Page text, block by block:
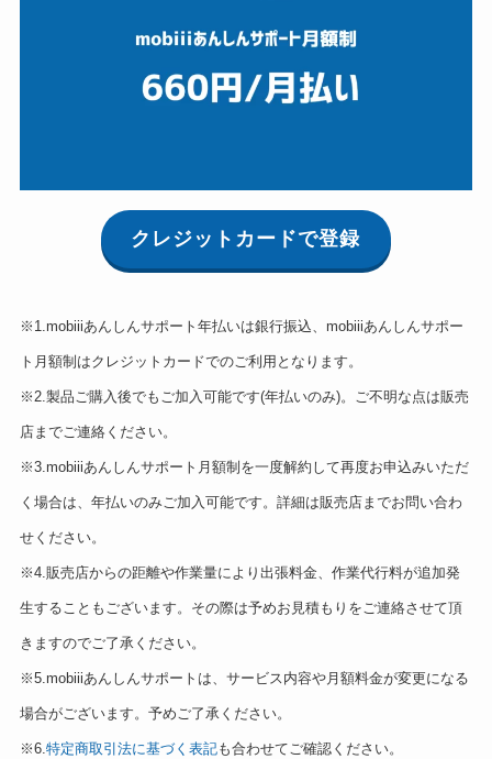
クレジットカードで登録
※1.mobiiiあんしんサポート年払いは銀行振込、mobiiiあんしんサポー
ト月額制はクレジットカードでのご利用となります。
※2.製品ご購入後でもご加入可能です(年払いのみ)。ご不明な点は販売
店までご連絡ください。
※3.mobiiiあんしんサポート月額制を一度解約して再度お申込みいただ
く場合は、年払いのみご加入可能です。詳細は販売店までお問い合わ
せください。
※4.販売店からの距離や作業量により出張料金、作業代行料が追加発
生することもございます。その際は予めお見積もりをご連絡させて頂
きますのでご了承ください。
※5.mobiiiあんしんサポートは、サービス内容や月額料金が変更になる
場合がございます。予めご了承ください。
※6.特定商取引法に基づく表記も合わせてご確認ください。